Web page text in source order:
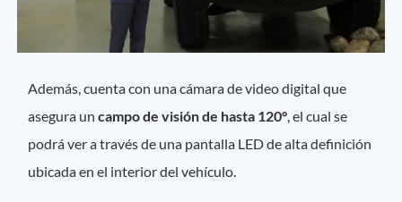
Además, cuenta con una cámara de video digital que
asegura uncampo de visión de hasta 120°, el cual se
podrá ver a través de una pantalla LED de alta definición
ubicada en el interior del vehículo.